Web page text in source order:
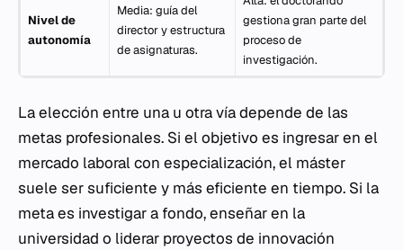
Nivel de
autonomía
Media: guía del
director y estructura
de asignaturas.
gestiona gran parte del
proceso de
investigación.
La elección entre una u otra vía depende de las
metas profesionales. Si el objetivo es ingresar en el
mercado laboral con especialización, el máster
suele ser suficiente y más eficiente en tiempo. Si la
meta es investigar a fondo, enseñar en la
universidad o liderar proyectos de innovación